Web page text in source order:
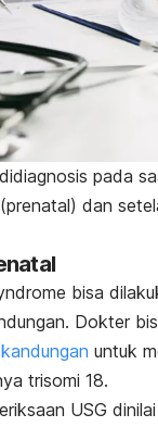
pada
dan
bisa
Dokter
untuk
trisomi 18.
USG